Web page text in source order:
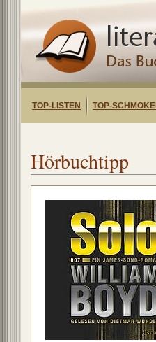
TOP-LISTEN TOP-
Hörbuchtipp